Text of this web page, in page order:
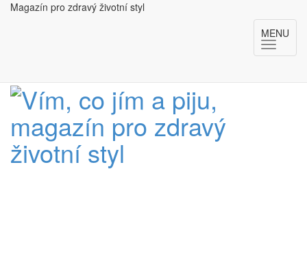
Magazín pro zdravý životní styl
MENU